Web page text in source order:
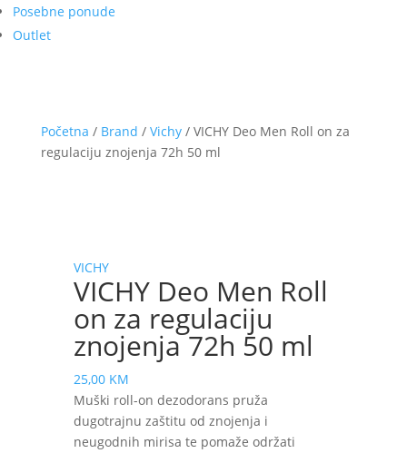
Posebne ponude
Outlet
Početna / Brand / Vichy/ VICHY Deo Men Roll on za
regulaciju znojenja 72h 50 ml
VICHY
VICHY Deo Men Roll
on za regulaciju
znojenja 72h 50 ml
25,00 KM
Muški roll-on dezodorans pruža
dugotrajnu zaštitu od znojenja i
neugodnih mirisa te pomaže održati